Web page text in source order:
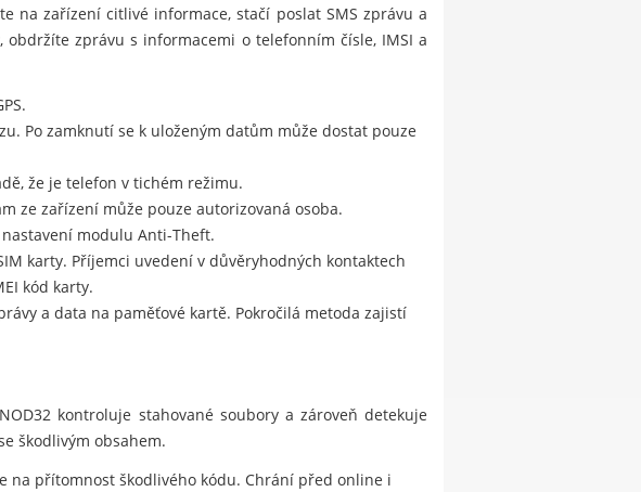
na zařízení citlivé informace, stačí poslat SMS zprávu a
zprávu s informacemi o telefonním čísle, IMSI a
Po zamknutí se k uloženým datům může dostat pouze
že je telefon v tichém režimu.
ze zařízení může pouze autorizovaná osoba.
modulu Anti-Theft.
karty. Příjemci uvedení v důvěryhodných kontaktech
kód karty.
a data na paměťové kartě. Pokročilá metoda zajistí
kontroluje stahované soubory a zároveň detekuje
škodlivým obsahem.
na přítomnost škodlivého kódu. Chrání před online i